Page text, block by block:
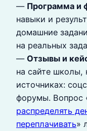
— Программа и
навыки и
домашние
на реальных
— Отзывы и
на сайте школы,
источниках:
форумы. Вопрос
распределять
переплачивать»